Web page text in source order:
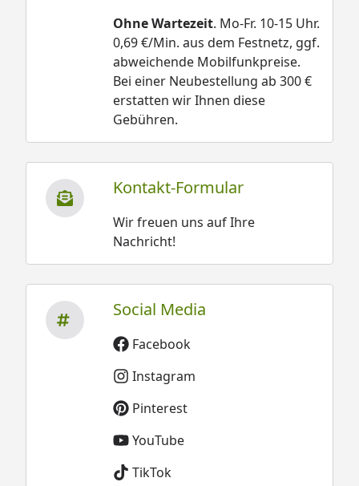
Ohne Wartezeit. Mo-Fr. 10-15 Uhr.
0,69 €/Min. aus dem Festnetz, ggf.
abweichende Mobilfunkpreise.
Bei einer Neubestellung ab 300 €
erstatten wir Ihnen diese
Gebühren.
Kontakt-Formular
Wir freuen uns auf Ihre
Nachricht!
Social Media
Facebook
Instagram
Pinterest
YouTube
TikTok